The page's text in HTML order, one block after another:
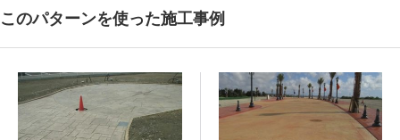
このパターンを使った施工事例